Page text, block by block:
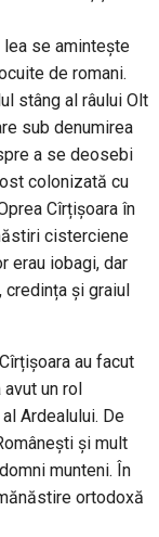
lea se amintește
de romani.
stâng al râului Olt
sub denumirea
a se deosebi
colonizată cu
Cîrțișoara în
cisterciene
erau iobagi, dar
și graiul
au facut
un rol
Ardealului. De
și mult
munteni. În
ortodoxă